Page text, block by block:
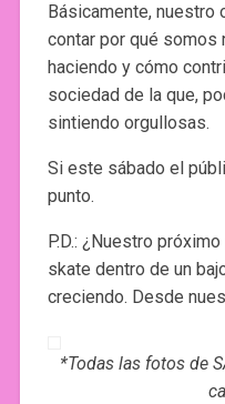
Básicamente,
contar por qué somos
haciendo y cómo
sociedad de la que,
sintiendo orgullosas.
Si este sábado el
punto.
P.D.: ¿Nuestro
skate dentro de un
creciendo. Desde
*Todas las fotos de